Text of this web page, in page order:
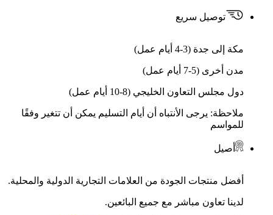
توصيل سريع
مكة إلى جدة (3-4 أيام عمل)
مدن أخرى (5-7 أيام عمل)
دول مجلس التعاون الخليجي (8-10 أيام عمل)
ملاحظة: يرجى الأنتباه أن أيام التسليم يمكن أن تتغير وفقًا
للمواسم
أصيل
أفضل منتجات الجودة من العلامات التجارية الدولية والمحلية.
لدينا تعاون مباشر مع جميع البائعين.